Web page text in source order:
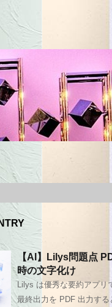
【AI】Lilys問題点
時の文字化け
Lilys は優秀な要約アプリ
最終出力を PDF 出力する